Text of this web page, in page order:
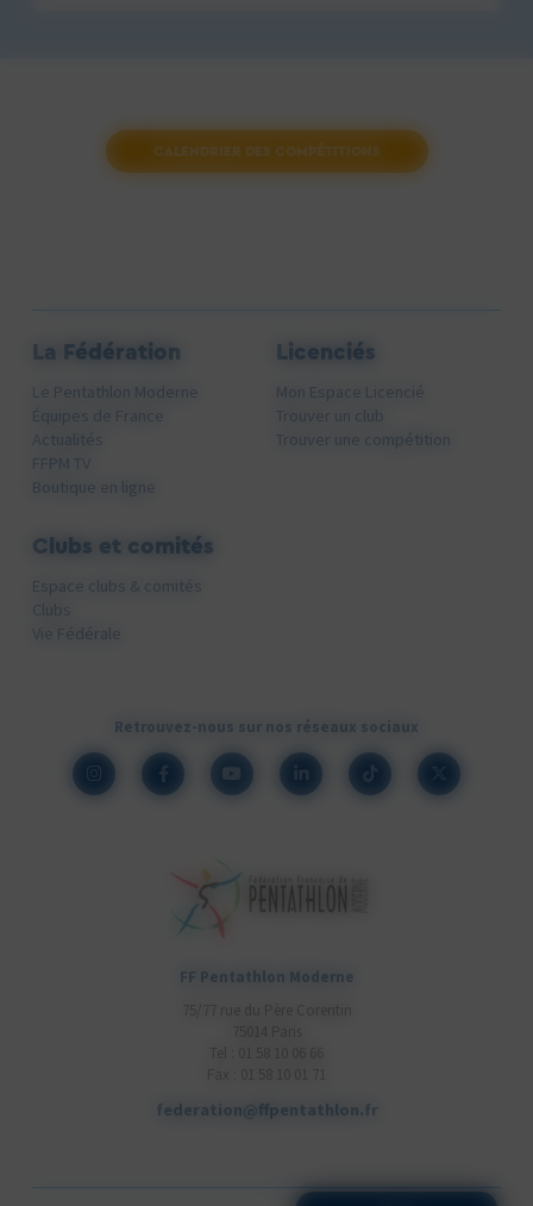
CALENDRIER DES COMPÉTITIONS
FF Pentathlon Moderne
federation@ffpentathlon.fr
La Fédération
Le Pentathlon Moderne
Équipes de France
Actualités
FFPM TV
Boutique en ligne
Licenciés
Mon Espace Licencié
Trouver un club
Trouver une compétition
Clubs et comités
Espace clubs & comités
Clubs
Vie Fédérale
Retrouvez-nous sur nos réseaux sociaux